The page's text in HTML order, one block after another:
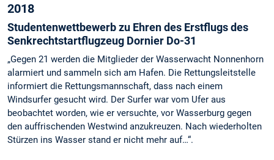
2018
Studentenwettbewerb zu Ehren des Erstflugs des
Senkrechtstartflugzeug Dornier Do-31
„Gegen 21 werden die Mitglieder der Wasserwacht Nonnenhorn
alarmiert und sammeln sich am Hafen. Die Rettungsleitstelle
informiert die Rettungsmannschaft, dass nach einem
Windsurfer gesucht wird. Der Surfer war vom Ufer aus
beobachtet worden, wie er versuchte, vor Wasserburg gegen
den auffrischenden Westwind anzukreuzen. Nach wiederholten
Stürzen ins Wasser stand er nicht mehr auf…“.